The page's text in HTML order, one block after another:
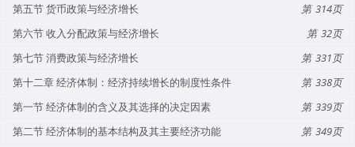
第五节 货币政策与经济增长
314
第六节 收入分配政策与经济增长
32
第七节 消费政策与经济增长
331
第十二章 经济体制：经济持续增长的制度性条件
338
第一节 经济体制的含义及其选择的决定因素
339
第二节 经济体制的基本结构及其主要经济功能
349